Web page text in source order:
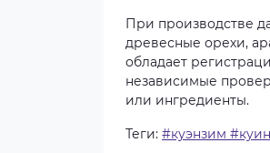
При производстве
древесные орехи,
обладает
независимые
или ингредиенты.
Теги: #куэнзим